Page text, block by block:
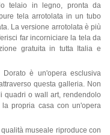
telaio in legno, pronta da
tela arrotolata in un tubo
La versione arrotolata è più
far incorniciare la tela da
gratuita in tutta Italia e
Dorato è un'opera esclusiva
questa galleria. Non
quadri o wall art, rendendolo
propria casa con un'opera
museale riproduce con